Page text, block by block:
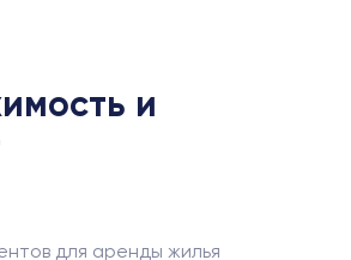
и
для аренды жилья